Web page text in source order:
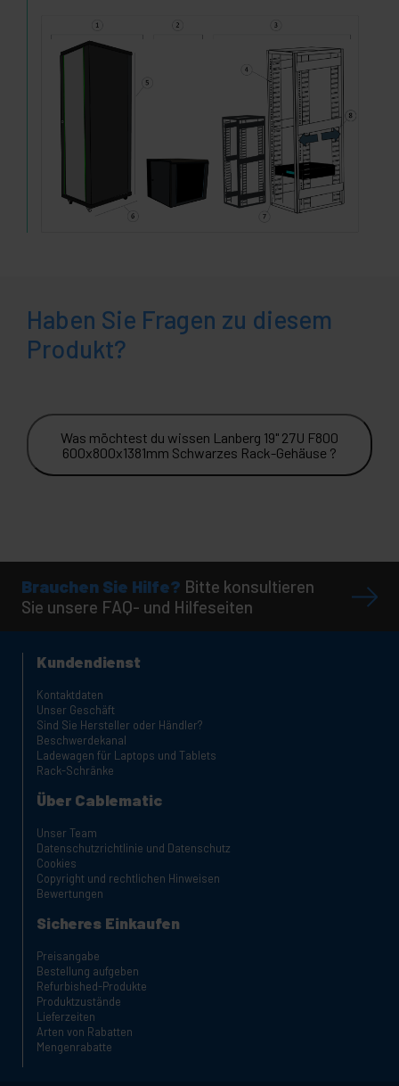
Haben Sie Fragen zu diesem
Produkt?
Was möchtest du wissen Lanberg 19" 27U F800
600x800x1381mm Schwarzes Rack-Gehäuse ?
Brauchen Sie Hilfe? Bitte konsultieren
Sie unsere FAQ- und Hilfeseiten
Kundendienst
Kontaktdaten
Unser Geschäft
Sind Sie Hersteller oder Händler?
Beschwerdekanal
Ladewagen für Laptops und Tablets
Rack-Schränke
Über Cablematic
Unser Team
Datenschutzrichtlinie und Datenschutz
Cookies
Copyright und rechtlichen Hinweisen
Bewertungen
Sicheres Einkaufen
Preisangabe
Bestellung aufgeben
Refurbished-Produkte
Produktzustände
Lieferzeiten
Arten von Rabatten
Mengenrabatte